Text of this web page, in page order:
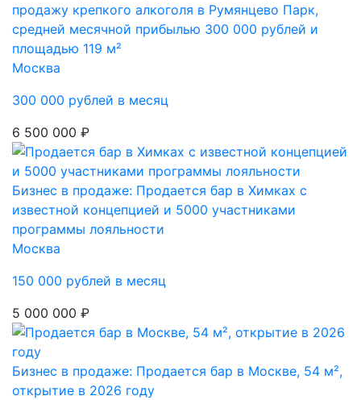
продажу крепкого алкоголя в Румянцево Парк,
средней месячной прибылью 300 000 рублей и
площадью 119 м²
Москва
300 000 рублей в месяц
6 500 000 ₽
Бизнес в продаже: Продается бар в Химках с
известной концепцией и 5000 участниками
программы лояльности
Москва
150 000 рублей в месяц
5 000 000 ₽
Бизнес в продаже: Продается бар в Москве, 54 м²,
открытие в 2026 году